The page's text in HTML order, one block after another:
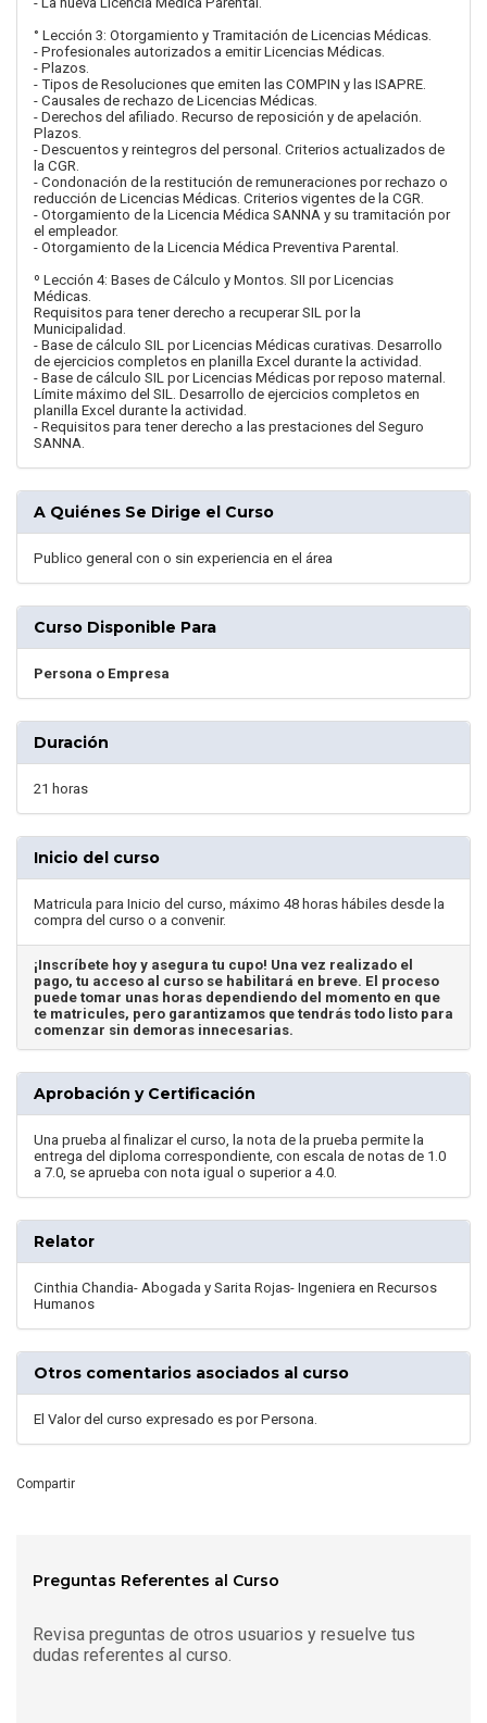
° Lección 3: Otorgamiento y Tramitación de Licencias Médicas.
- Profesionales autorizados a emitir Licencias Médicas.
- Plazos.
- Tipos de Resoluciones que emiten las COMPIN y las ISAPRE.
- Causales de rechazo de Licencias Médicas.
- Derechos del afiliado. Recurso de reposición y de apelación.
Plazos.
- Descuentos y reintegros del personal. Criterios actualizados de
la CGR.
- Condonación de la restitución de remuneraciones por rechazo o
reducción de Licencias Médicas. Criterios vigentes de la CGR.
- Otorgamiento de la Licencia Médica SANNA y su tramitación por
el empleador.
- Otorgamiento de la Licencia Médica Preventiva Parental.
º Lección 4: Bases de Cálculo y Montos. SII por Licencias
Médicas.
Requisitos para tener derecho a recuperar SIL por la
Municipalidad.
- Base de cálculo SIL por Licencias Médicas curativas. Desarrollo
de ejercicios completos en planilla Excel durante la actividad.
- Base de cálculo SIL por Licencias Médicas por reposo maternal.
Límite máximo del SIL. Desarrollo de ejercicios completos en
planilla Excel durante la actividad.
- Requisitos para tener derecho a las prestaciones del Seguro
SANNA.
A Quiénes Se Dirige el Curso
Publico general con o sin experiencia en el área
Curso Disponible Para
Persona o Empresa
Duración
21 horas
Inicio del curso
Matricula para Inicio del curso, máximo 48 horas hábiles desde la
compra del curso o a convenir.
¡Inscríbete hoy y asegura tu cupo! Una vez realizado el
pago, tu acceso al curso se habilitará en breve. El proceso
puede tomar unas horas dependiendo del momento en que
te matricules, pero garantizamos que tendrás todo listo para
comenzar sin demoras innecesarias.
Aprobación y Certificación
Una prueba al finalizar el curso, la nota de la prueba permite la
entrega del diploma correspondiente, con escala de notas de 1.0
a 7.0, se aprueba con nota igual o superior a 4.0.
Relator
Cinthia Chandia- Abogada y Sarita Rojas- Ingeniera en Recursos
Humanos
Otros comentarios asociados al curso
El Valor del curso expresado es por Persona.
Compartir
Preguntas Referentes al Curso
Revisa preguntas de otros usuarios y resuelve tus
dudas referentes al curso.